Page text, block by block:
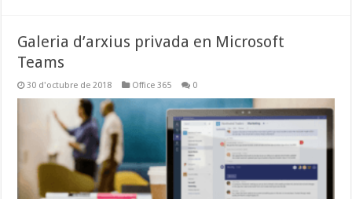
Galeria d’arxius privada en Microsoft
Teams
30 d'octubre de 2018 Office 365 0